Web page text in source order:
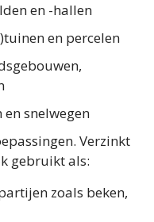
en -hallen
en percelen
snelwegen
Verzinkt
gebruikt als:
zoals beken,